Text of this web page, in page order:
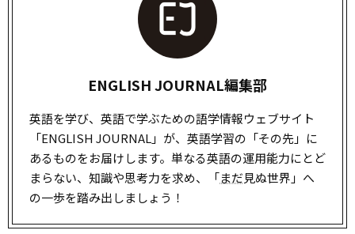
ENGLISH JOURNAL編集部
英語を学び、英語で学ぶための語学情報ウェブサイト
「ENGLISH JOURNAL」が、英語学習の「その先」に
あるものをお届けします。単なる英語の運用能力にとど
まらない、知識や思考力を求め、「まだ見ぬ世界」へ
の一歩を踏み出しましょう！